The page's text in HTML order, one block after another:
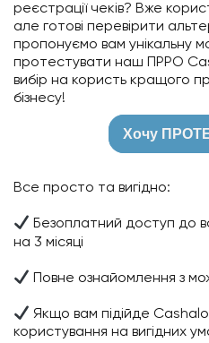
реєстрації чеків? Вже
але готові перевірити
пропонуємо вам унікальну
протестувати наш ПРРО
вибір на користь кращого
бізнесу!
Хочу
Все просто та вигідно:
Безоплатний доступ до
на 3 місяці
Повне ознайомлення з
Якщо вам підійде
користування на вигідних